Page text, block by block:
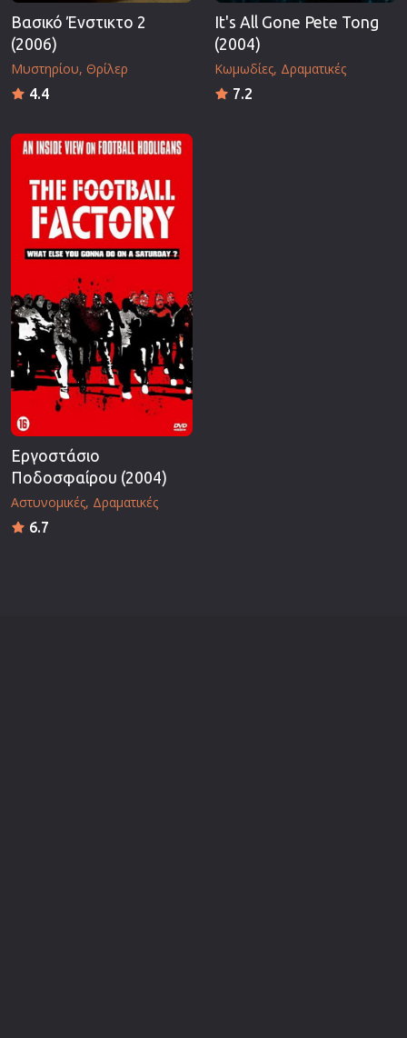
Βασικό Ένστικτο 2
(2006)
Μυστηρίου Θρίλερ
4.4
It's All Gone Pete Tong
(2004)
Κωμωδίες Δραματικές
7.2
Εργοστάσιο
Ποδοσφαίρου (2004)
Αστυνομικές Δραματικές
6.7